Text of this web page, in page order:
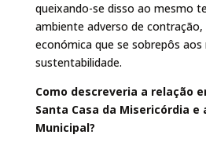
queixando-se disso ao mesmo
ambiente adverso de
económica que se sobrepôs
sustentabilidade.
Como descreveria a relação
Santa Casa da Misericórdia e
Municipal?